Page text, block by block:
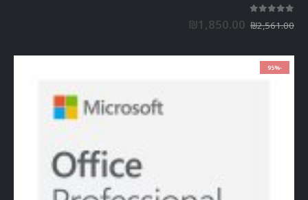
₪2,561.00
₪1,850.00
-95%